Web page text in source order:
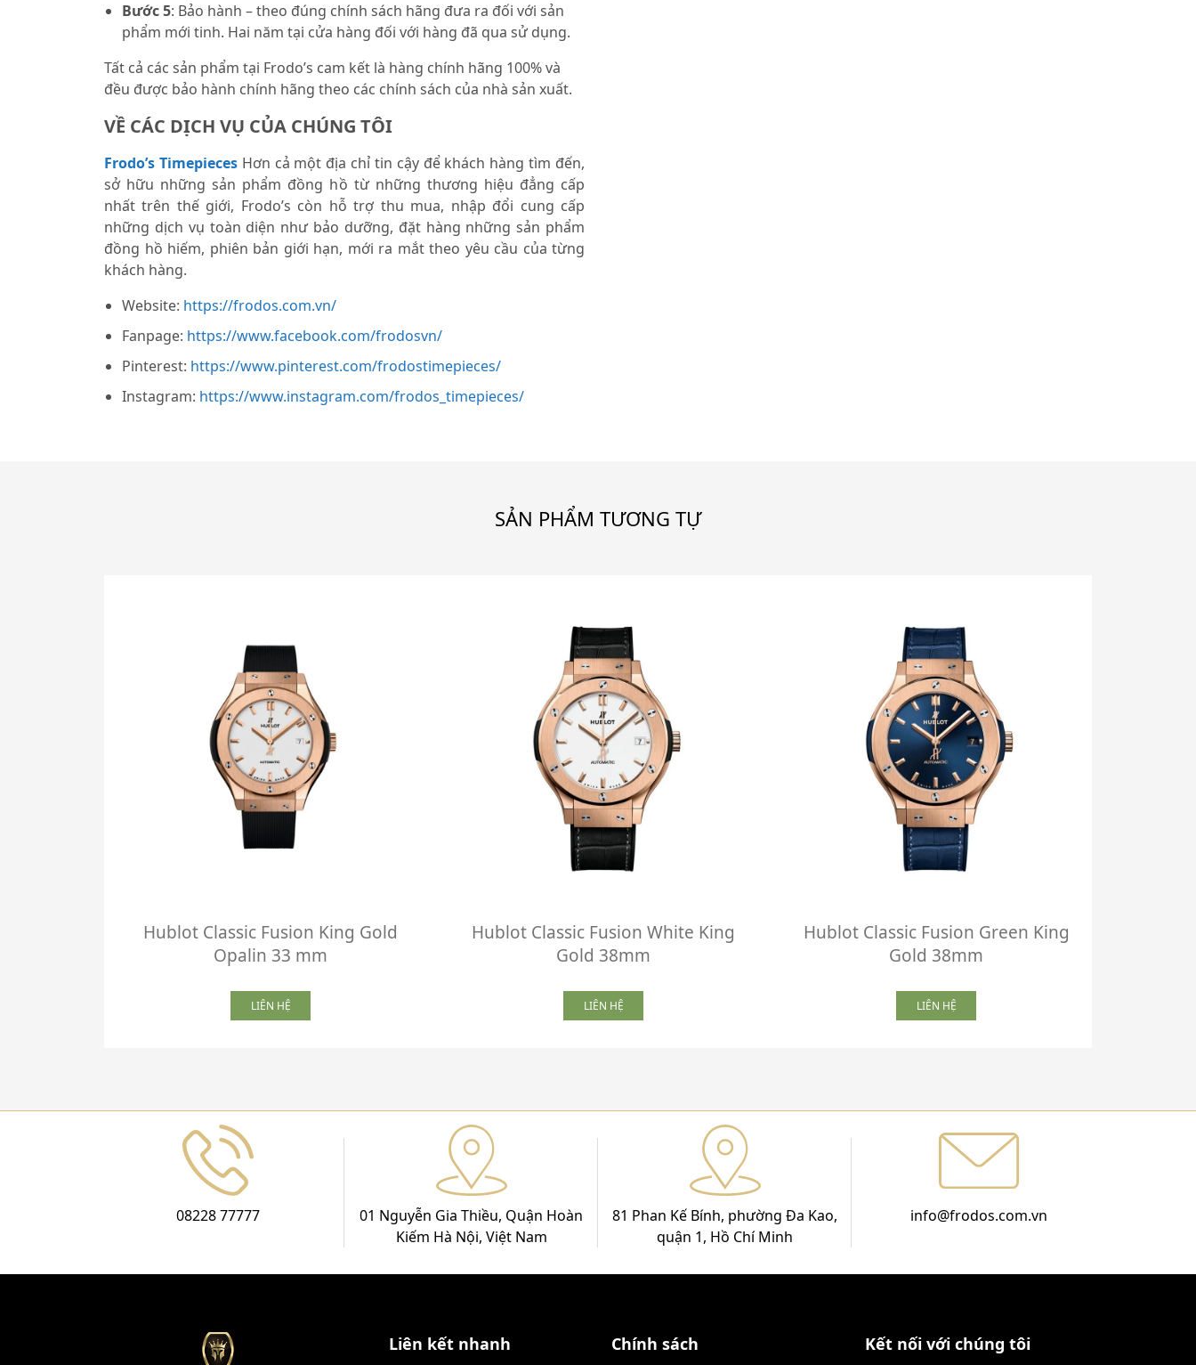
Bước 5: Bảo hành – theo đúng chính sách hãng đưa ra đối với sản
phẩm mới tinh. Hai năm tại cửa hàng đối với hàng đã qua sử dụng.
Tất cả các sản phẩm tại Frodo’s cam kết là hàng chính hãng 100% và
đều được bảo hành chính hãng theo các chính sách của nhà sản xuất.
VỀ CÁC DỊCH VỤ CỦA CHÚNG TÔI
Frodo’s TimepiecesHơn cả một địa chỉ tin cậy để khách hàng tìm đến,
sở hữu những sản phẩm đồng hồ từ những thương hiệu đẳng cấp
nhất trên thế giới, Frodo’s còn hỗ trợ thu mua, nhập đổi cung cấp
những dịch vụ toàn diện như bảo dưỡng, đặt hàng những sản phẩm
đồng hồ hiếm, phiên bản giới hạn, mới ra mắt theo yêu cầu của từng
khách hàng.
Website: https://frodos.com.vn/
Fanpage: https://www.facebook.com/frodosvn/
Pinterest: https://www.pinterest.com/frodostimepieces/
Instagram: https://www.instagram.com/frodos_timepieces/
SẢN PHẨM TƯƠNG TỰ
Hublot Classic Fusion King Gold
Opalin 33 mm
LIÊN HỆ
Hublot Classic Fusion White King
Gold 38mm
LIÊN HỆ
Hublot Classic Fusion Green King
Gold 38mm
LIÊN HỆ
08228 77777
01 Nguyễn Gia Thiều, Quận Hoàn
Kiếm Hà Nội, Việt Nam
81 Phan Kế Bính, phường Đa Kao,
quận 1, Hồ Chí Minh
info@frodos.com.vn
Liên kết nhanh Chính sách Kết nối với chúng tôi